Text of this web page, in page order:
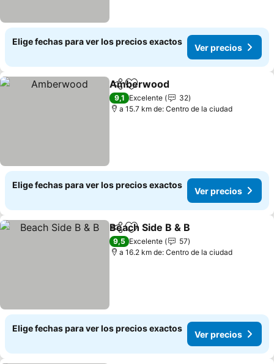
Elige fechas para ver los precios exactos
Ver precios
CompartirAgregar a favoritos
Amberwood
9,1 Excelente
32
a 15.7 km de: Centro de la ciudad
Elige fechas para ver los precios exactos
Ver precios
CompartirAgregar a favoritos
Beach Side B & B
9,5 Excelente
57
a 16.2 km de: Centro de la ciudad
Elige fechas para ver los precios exactos
Ver precios